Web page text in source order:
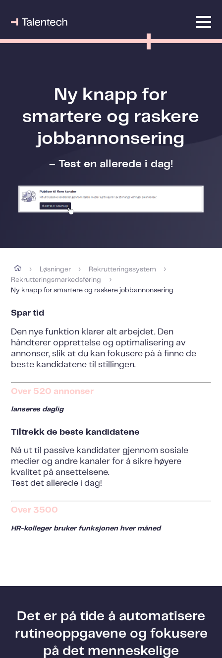
Ny knapp for
smartere og raskere
jobbannonsering
– Test en allerede i dag!
› Løsninger › Rekrutteringssystem ›
Rekrutteringsmarkedsføring ›
Ny knapp for smartere og raskere jobbannonsering
Spar tid
Den nye funktion klarer alt arbejdet. Den
håndterer opprettelse og optimalisering av
annonser, slik at du kan fokusere på å finne de
beste kandidatene til stillingen.
Over 520 annonser
lanseres daglig
Tiltrekk de beste kandidatene
Nå ut til passive kandidater gjennom sosiale
medier og andre kanaler for å sikre høyere
kvalitet på ansettelsene.
Test det allerede i dag!
Over 3500
HR-kolleger bruker funksjonen hver måned
Det er på tide å automatisere
rutineoppgavene og fokusere
på det menneskelige